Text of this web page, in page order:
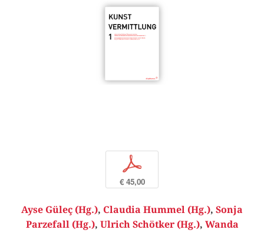
p
€ 45,00
Ayse Güleç (Hg.), Claudia Hummel (Hg.), Sonja
Parzefall (Hg.), Ulrich Schötker (Hg.), Wanda